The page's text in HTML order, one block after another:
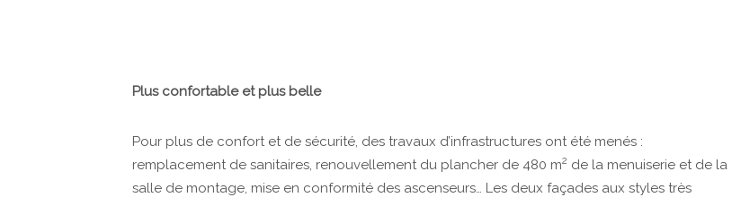
Plus confortable et plus belle
Pour plus de confort et de sécurité, des travaux d’infrastructures ont été menés :
remplacement de sanitaires, renouvellement du plancher de 480 m2 de la menuiserie et de la
salle de montage, mise en conformité des ascenseurs… Les deux façades aux styles très